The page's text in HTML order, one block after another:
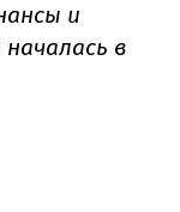
и
в